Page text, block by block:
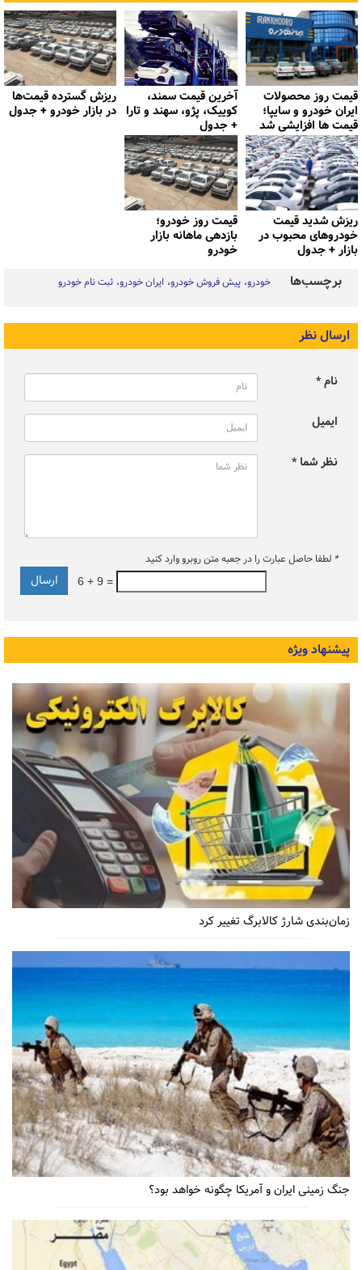
قیمت روز محصولات
ایران خودرو و سایپا؛
قیمت ها افزایشی شد
آخرین قیمت سمند،
کوییک، پژو، سهند و تارا
+ جدول
ریزش گسترده قیمت‌ها
در بازار خودرو + جدول
ریزش شدید قیمت
خودروهای محبوب در
بازار + جدول
قیمت روز خودرو؛
بازدهی ماهانه بازار
خودرو
برچسب‌ها خودرو پیش فروش خودرو ایران خودرو ثبت نام خودرو
ارسال نظر
نام *
ایمیل
نظر شما *
* لطفا حاصل عبارت را در جعبه متن روبرو وارد کنید
6 + 9 =
پیشنهاد ویژه
زمان‌بندی شارژ کالابرگ تغییر کرد
جنگ زمینی ایران و آمریکا چگونه خواهد بود؟